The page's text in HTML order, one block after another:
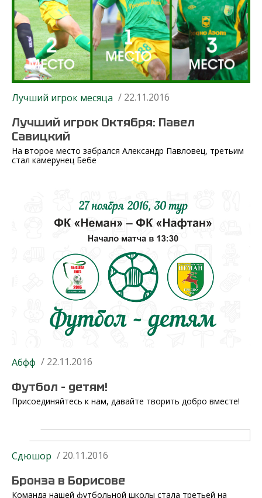
Лучший игрок месяца / 22.11.2016
Лучший игрок Октября: Павел
Савицкий
На второе место забрался Александр Павловец, третьим
стал камерунец Бебе
Абфф / 22.11.2016
Футбол – детям!
Присоединяйтесь к нам, давайте творить добро вместе!
Сдюшор / 20.11.2016
Бронза в Борисове
Команда нашей футбольной школы стала третьей на